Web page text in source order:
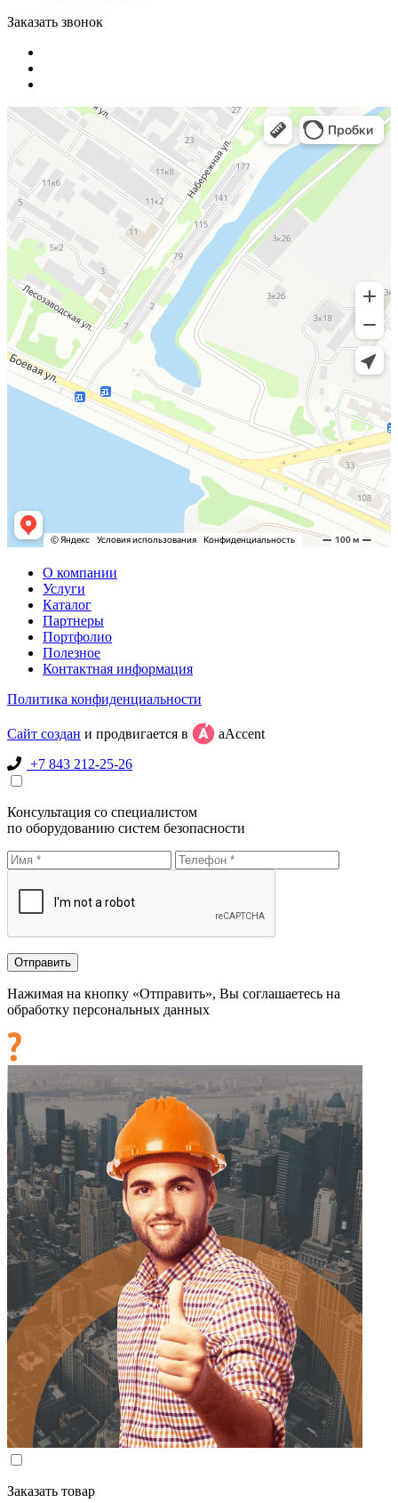
Заказать звонок
О компании
Услуги
Каталог
Партнеры
Портфолио
Полезное
Контактная информация
Политика конфиденциальности
Сайт создан и продвигается в
aAccent
+7 843 212-25-26
Консультация со специалистом
по оборудованию систем безопасности
Нажимая на кнопку «Отправить», Вы соглашаетесь на
обработку персональных данных
Заказать товар